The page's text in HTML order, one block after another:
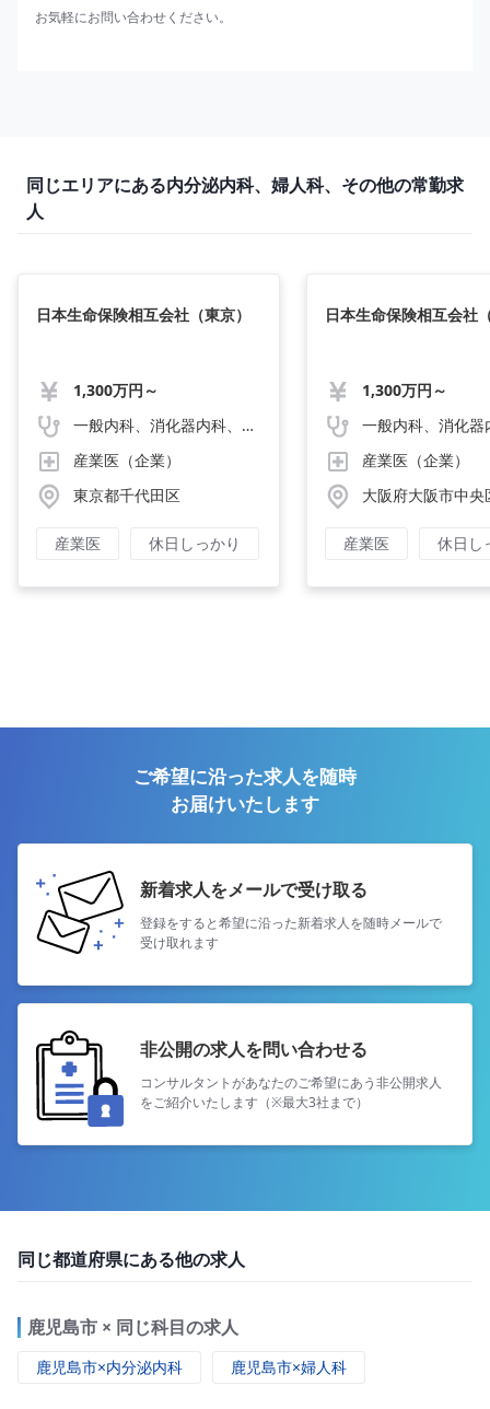
お気軽にお問い合わせください。
同じエリアにある内分泌内科、婦人科、その他の常勤求
人
日本生命保険相互会社（東京）
1,300万円～
一般内科、消化器内科、循環器内科、呼吸器内科、血液内科、心療内科、脳神経内科、内分泌内科、老人内科、一般外科、消化器外科、心臓外科、呼吸器外科、脳神経外科、整形外科、形成外科、リハビリテーション科、小児科、産婦人科、婦人科、精神科、眼科、耳鼻咽喉科、皮膚科、泌尿器科、放射線科、人工透析、麻酔科、美容外科、人間ドック・検診、その他
産業医（企業）
東京都千代田区
産業医 休日しっかり
日本生命保険相互会社
1,300万円～
産業医（企業）
大阪府大阪市中央
産業医 休日し
ご希望に沿った求人を随時
お届けいたします
新着求人をメールで受け取る
登録をすると希望に沿った新着求人を随時メールで
受け取れます
非公開の求人を問い合わせる
コンサルタントがあなたのご希望にあう非公開求人
をご紹介いたします（※最大3社まで）
同じ都道府県にある他の求人
鹿児島市 × 同じ科目の求人
鹿児島市×内分泌内科 鹿児島市×婦人科